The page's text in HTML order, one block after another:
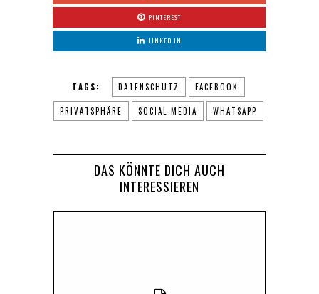
PINTEREST
LINKED IN
TAGS: DATENSCHUTZ FACEBOOK
PRIVATSPHÄRE SOCIAL MEDIA WHATSAPP
DAS KÖNNTE DICH AUCH
INTERESSIEREN